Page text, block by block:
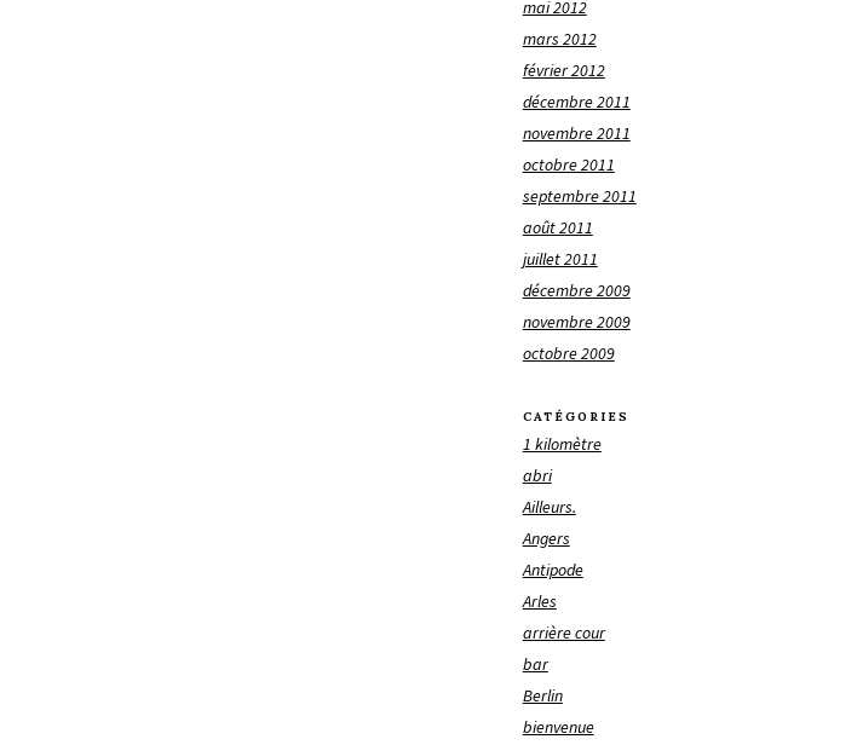
mai 2012
mars 2012
février 2012
décembre 2011
novembre 2011
octobre 2011
septembre 2011
août 2011
juillet 2011
décembre 2009
novembre 2009
octobre 2009
CATÉGORIES
1 kilomètre
abri
Ailleurs.
Angers
Antipode
Arles
arrière cour
bar
Berlin
bienvenue